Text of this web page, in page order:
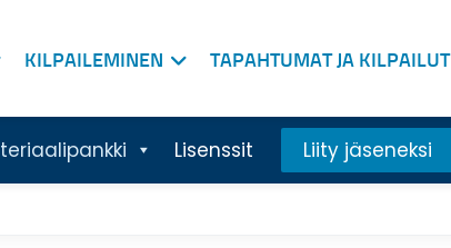
KILPAILEMINEN TAPAHTUMAT JA KILPAILUT
Lisenssit Liity jäseneksi